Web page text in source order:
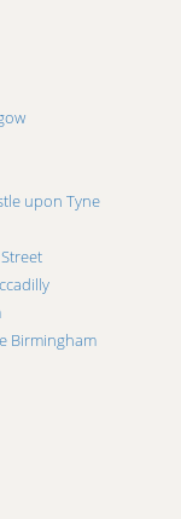
upon Tyne
Birmingham